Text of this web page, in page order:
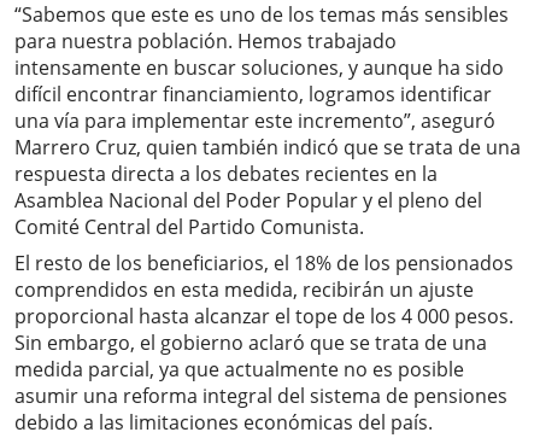
“Sabemos que este es uno de los temas más sensibles
para nuestra población. Hemos trabajado
intensamente en buscar soluciones, y aunque ha sido
difícil encontrar financiamiento, logramos identificar
una vía para implementar este incremento”, aseguró
Marrero Cruz, quien también indicó que se trata de una
respuesta directa a los debates recientes en la
Asamblea Nacional del Poder Popular y el pleno del
Comité Central del Partido Comunista.
El resto de los beneficiarios, el 18% de los pensionados
comprendidos en esta medida, recibirán un ajuste
proporcional hasta alcanzar el tope de los 4 000 pesos.
Sin embargo, el gobierno aclaró que se trata de una
medida parcial, ya que actualmente no es posible
asumir una reforma integral del sistema de pensiones
debido a las limitaciones económicas del país.